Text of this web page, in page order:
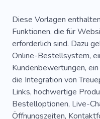
Zutaten
Küchenchef
Sushi
Diese Vorlagen
Funktionen, die für
erforderlich sind. Dazu
Online-Bestellsystem,
Kundenbewertungen,
die Integration von
Links, hochwertige
Bestelloptionen, Live-
Öffnungszeiten,